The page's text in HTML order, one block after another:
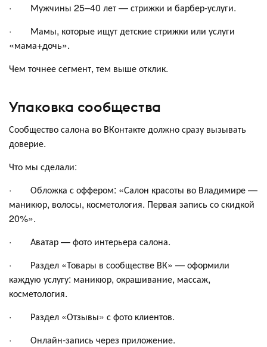
· Мужчины 25–40 лет — стрижки и барбер-услуги.
· Мамы, которые ищут детские стрижки или услуги
«мама+дочь».
Чем точнее сегмент, тем выше отклик.
Упаковка сообщества
Сообщество салона во ВКонтакте должно сразу вызывать
доверие.
Что мы сделали:
· Обложка с оффером: «Салон красоты во Владимире —
маникюр, волосы, косметология. Первая запись со скидкой
20%».
· Аватар — фото интерьера салона.
· Раздел «Товары в сообществе ВК» — оформили
каждую услугу: маникюр, окрашивание, массаж,
косметология.
· Раздел «Отзывы» с фото клиентов.
· Онлайн-запись через приложение.